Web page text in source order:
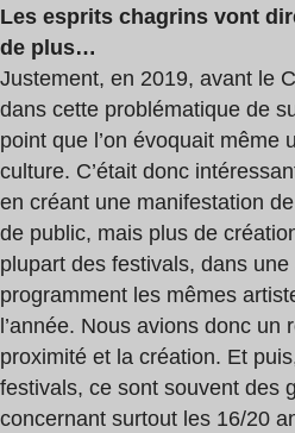
Les esprits chagrins vont
de plus…
Justement, en 2019, avant le
dans cette problématique de
point que l’on évoquait même
culture. C’était donc
en créant une manifestation
de public, mais plus de
plupart des festivals, dans
programment les mêmes
l’année. Nous avions donc un
proximité et la création. Et
festivals, ce sont souvent des
concernant surtout les 16/20